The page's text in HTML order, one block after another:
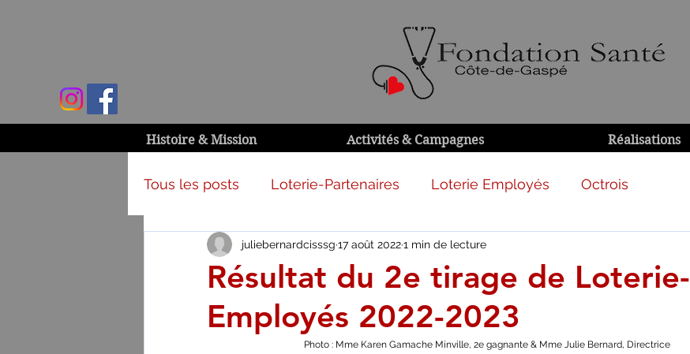
Histoire & Mission Activités & Campagnes Réalisations
Tous les posts Loterie-Partenaires Loterie Employés Octrois
Activités et campagnes
Résultat du 2e tirage de Loterie-
Employés 2022-2023
juliebernardcisssg 17 août 20221 min de lecture
Photo : Mme Karen Gamache Minville, 2e gagnante & Mme Julie Bernard, Directrice